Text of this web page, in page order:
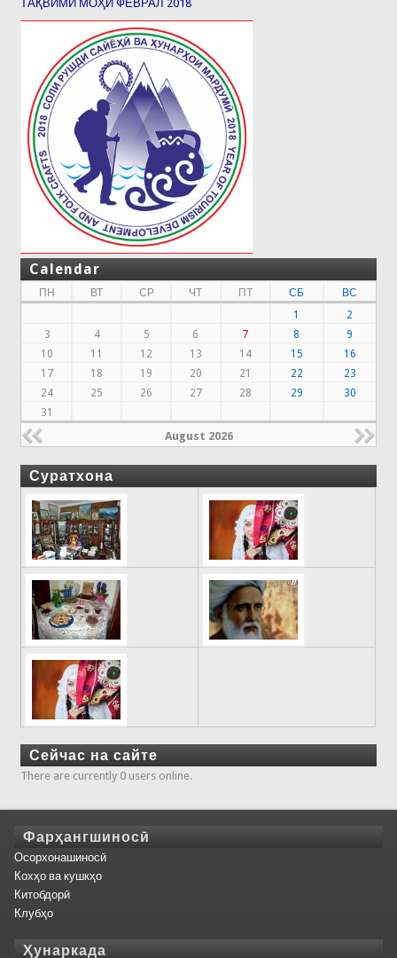
ТАҚВИМИ МОҲИ ФЕВРАЛ 2018
Calendar
ПН ВТ СР ЧТ ПТ СБ
ВС
1
2
3
4 5 6 7 8
9
10
11 12 13 14 15
16
17
18 19 20 21 22
23
24
25 26 27 28 29
30
31
August 2026
Суратхона
Сейчас на сайте
There are currently 0 users online.
Фарҳангшиносӣ
Осорхонашиносӣ
Кохҳо ва кушкҳо
Китобдорӣ
Клубҳо
Ҳунаркада